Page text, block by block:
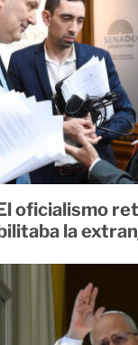
oficialismo
la